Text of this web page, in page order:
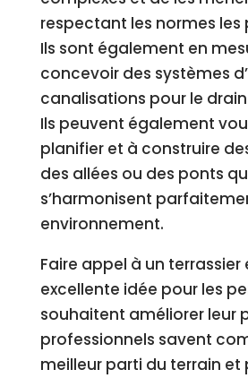
respectant les normes les
Ils sont également en
concevoir des systèmes
canalisations pour le
Ils peuvent également
planifier et à construire
des allées ou des ponts
s’harmonisent
environnement.
Faire appel à un terrassier
excellente idée pour les
souhaitent améliorer leur
professionnels savent
meilleur parti du terrain et